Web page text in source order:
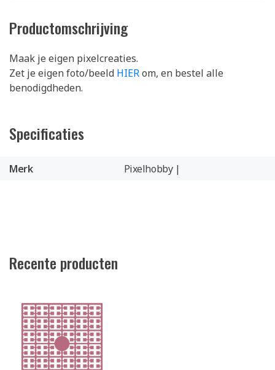
Productomschrijving
Maak je eigen pixelcreaties.
Zet je eigen foto/beeld HIERom, en bestel alle
benodigdheden.
Specificaties
Merk Pixelhobby |
Recente producten